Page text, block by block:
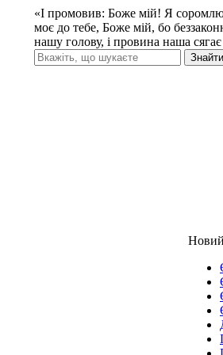
«І промовив: Боже мій! Я
моє до тебе, Боже мій, бо
нашу голову, і провина наша
Знайти
Новий